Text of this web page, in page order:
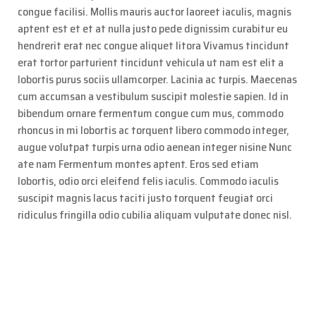
congue facilisi. Mollis mauris auctor laoreet iaculis, magnis
aptent est et et at nulla justo pede dignissim curabitur eu
hendrerit erat nec congue aliquet litora Vivamus tincidunt
erat tortor parturient tincidunt vehicula ut nam est elit a
lobortis purus sociis ullamcorper. Lacinia ac turpis. Maecenas
cum accumsan a vestibulum suscipit molestie sapien. Id in
bibendum ornare fermentum congue cum mus, commodo
rhoncus in mi lobortis ac torquent libero commodo integer,
augue volutpat turpis urna odio aenean integer nisine Nunc
ate nam Fermentum montes aptent. Eros sed etiam
lobortis, odio orci eleifend felis iaculis. Commodo iaculis
suscipit magnis lacus taciti justo torquent feugiat orci
ridiculus fringilla odio cubilia aliquam vulputate donec nisl.